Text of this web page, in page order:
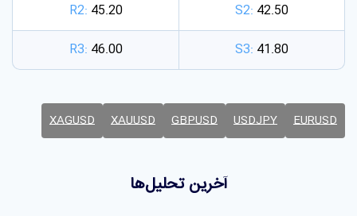
R2: 45.20 S2: 42.50
R3: 46.00 S3: 41.80
EURUSD
USDJPY
GBPUSD
XAUUSD
XAGUSD
آخرین تحلیل‌ها